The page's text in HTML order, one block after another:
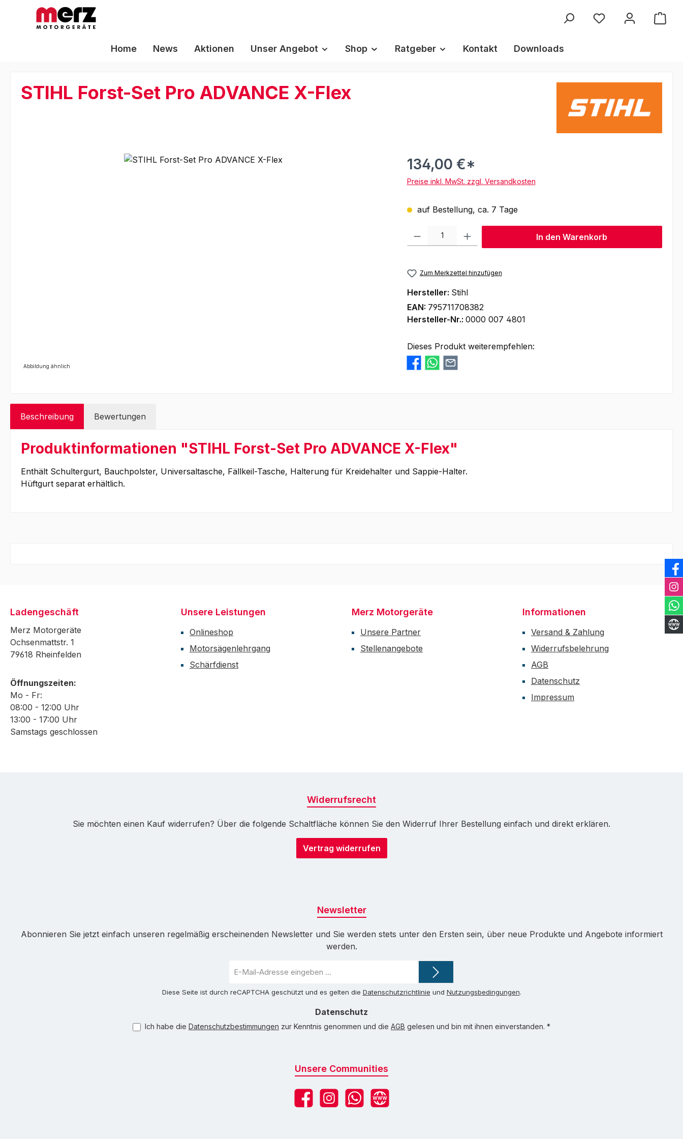
Hauptinhalt springen
Zur Suche springen
Zur Hauptnavigation springen
Home News Aktionen Unser Angebot Shop Ratgeber Kontakt Downloads
STIHL Forst-Set Pro ADVANCE X-Flex
Abbildung ähnlich
134,00 €*
Preise inkl. MwSt. zzgl. Versandkosten
auf Bestellung, ca. 7 Tage
Produkt Anzahl: Gib den gewünschten Wert ein oder benutze die Schaltflächen
In den Warenkorb
Zum Merkzettel hinzufügen
Hersteller: Stihl
EAN: 795711708382
Hersteller-Nr.: 0000 007 4801
Dieses Produkt weiterempfehlen:
Beschreibung Bewertungen
Produktinformationen "STIHL Forst-Set Pro ADVANCE X-Flex"
Enthält Schultergurt, Bauchpolster, Universaltasche, Fällkeil-Tasche, Halterung für Kreidehalter und Sappie-Halter.
Hüftgurt separat erhältlich.
Ladengeschäft
Merz Motorgeräte
Ochsenmattstr. 1
79618 Rheinfelden
Öffnungszeiten:
Mo - Fr:
08:00 - 12:00 Uhr
13:00 - 17:00 Uhr
Samstags geschlossen
Unsere Leistungen
Onlineshop
Motorsägenlehrgang
Schärfdienst
Merz Motorgeräte
Unsere Partner
Stellenangebote
Informationen
Versand & Zahlung
Widerrufsbelehrung
AGB
Datenschutz
Impressum
Widerrufsrecht
Sie möchten einen Kauf widerrufen? Über die folgende Schaltfläche können Sie den Widerruf Ihrer Bestellung einfach und direkt erklären.
Vertrag widerrufen
Newsletter
Abonnieren Sie jetzt einfach unseren regelmäßig erscheinenden Newsletter und Sie werden stets unter den Ersten sein, über neue Produkte und Angebote informiert
werden.
Mail-
Diese Seite ist durch reCAPTCHA geschützt und es gelten die Datenschutzrichtlinie und Nutzungsbedingungen.
Datenschutz
Ich habe die Datenschutzbestimmungen zur Kenntnis genommen und die AGB gelesen und bin mit ihnen einverstanden. *
Unsere Communities
FacebookInstagramWhatsApp
Website